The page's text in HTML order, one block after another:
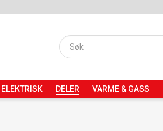
ELEKTRISK DELER VARME & GASS